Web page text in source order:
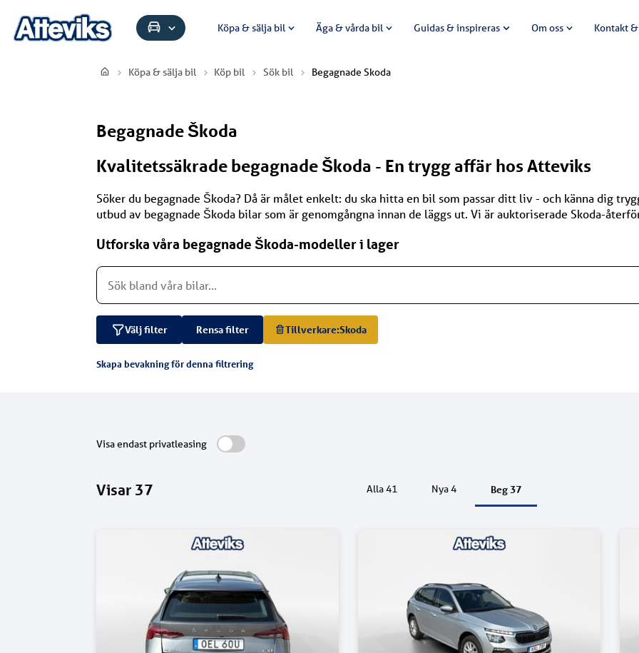
Köpa & sälja bil Äga & vårda bil Guidas & inspireras Om oss Kontakt
Köpa & sälja bil Köp bil Sök bil Begagnade Skoda
Begagnade Škoda
Kvalitetssäkrade begagnade Škoda - En trygg affär hos Atteviks
Söker du begagnade Škoda? Då är målet enkelt: du ska hitta en bil som passar ditt liv - och känna dig
utbud av begagnade Škoda bilar som är genomgångna innan de läggs ut. Vi är auktoriserade Skoda-
Utforska våra begagnade Škoda-modeller i lager
Välj filter Rensa filter Tillverkare:Skoda
Skapa bevakning för denna filtrering
Visa endast privatleasing
Visar 37 Alla41 Nya4 Beg 37